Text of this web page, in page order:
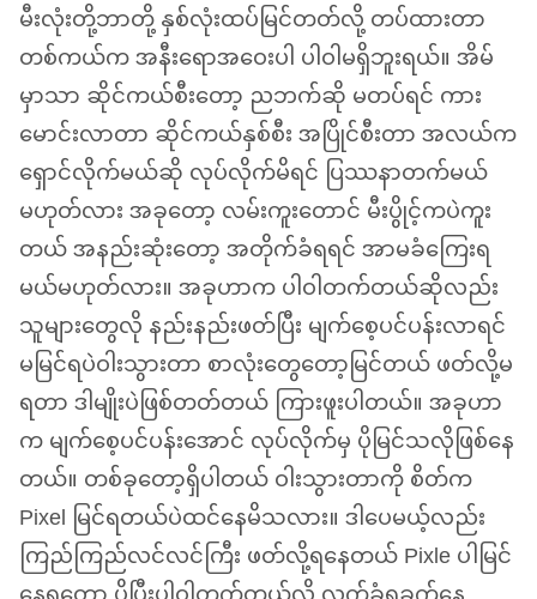
မီးလုံးတို့ဘာတို့ နှစ်လုံးထပ်မြင်တတ်လို့ တပ်ထားတာ
တစ်ကယ်က အနီးရောအဝေးပါ ပါဝါမရှိဘူးရယ်။ အိမ်
မှာသာ ဆိုင်ကယ်စီးတော့ ညဘက်ဆို မတပ်ရင် ကား
မောင်းလာတာ ဆိုင်ကယ်နှစ်စီး အပြိုင်စီးတာ အလယ်က
ရှောင်လိုက်မယ်ဆို လုပ်လိုက်မိရင် ပြဿနာတက်မယ်
မဟုတ်လား အခုတော့ လမ်းကူးတောင် မီးပွိုင့်ကပဲကူး
တယ် အနည်းဆုံးတော့ အတိုက်ခံရရင် အာမခံကြေးရ
မယ်မဟုတ်လား။ အခုဟာက ပါဝါတက်တယ်ဆိုလည်း
သူများတွေလို နည်းနည်းဖတ်ပြီး မျက်စေ့ပင်ပန်းလာရင်
မမြင်ရပဲဝါးသွားတာ စာလုံးတွေတော့မြင်တယ် ဖတ်လို့မ
ရတာ ဒါမျိုးပဲဖြစ်တတ်တယ် ကြားဖူးပါတယ်။ အခုဟာ
က မျက်စေ့ပင်ပန်းအောင် လုပ်လိုက်မှ ပိုမြင်သလိုဖြစ်နေ
တယ်။ တစ်ခုတော့ရှိပါတယ် ဝါးသွားတာကို စိတ်က
Pixel မြင်ရတယ်ပဲထင်နေမိသလား။ ဒါပေမယ့်လည်း
ကြည်ကြည်လင်လင်ကြီး ဖတ်လို့ရနေတယ် Pixle ပါမြင်